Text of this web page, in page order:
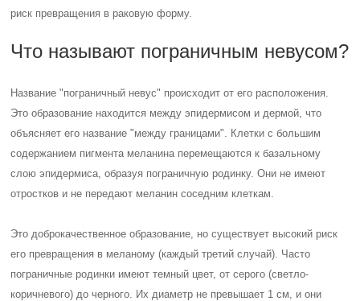
риск превращения в раковую форму.
Что называют пограничным невусом?
Название "пограничный невус" происходит от его расположения.
Это образование находится между эпидермисом и дермой, что
объясняет его название "между границами". Клетки с большим
содержанием пигмента меланина перемещаются к базальному
слою эпидермиса, образуя пограничную родинку. Они не имеют
отростков и не передают меланин соседним клеткам.
Это доброкачественное образование, но существует высокий риск
его превращения в меланому (каждый третий случай). Часто
пограничные родинки имеют темный цвет, от серого (светло-
коричневого) до черного. Их диаметр не превышает 1 см, и они